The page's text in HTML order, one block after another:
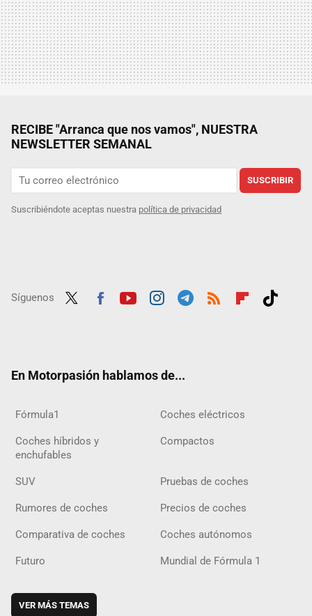
RECIBE "Arranca que nos vamos", NUESTRA
NEWSLETTER SEMANAL
SUSCRIBIR
Suscribiéndote aceptas nuestra política de privacidad
Síguenos
En Motorpasión hablamos de...
Fórmula1 Coches eléctricos
Coches híbridos y
enchufables
Compactos
SUV Pruebas de coches
Rumores de coches Precios de coches
Comparativa de coches Coches autónomos
Futuro Mundial de Fórmula 1
VER MÁS TEMAS